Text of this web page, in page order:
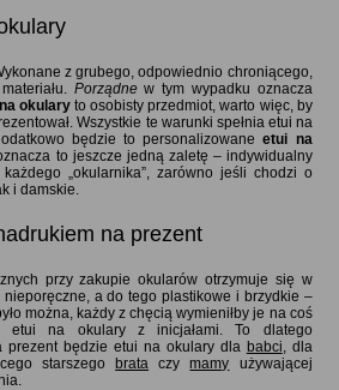
z grubego, odpowiednio chroniącego,
Porządnew tym wypadku oznacza
okularyto osobisty przedmiot, warto więc, by
Wszystkie te warunki spełnia etui na
będzie to personalizowaneetui na
oznacza to jeszcze jedną zaletę – indywidualny
„okularnika”, zarówno jeśli chodzi o
i damskie.
na prezent
przy zakupie okularów otrzymuje się w
nieporęczne, a do tego plastikowe i brzydkie –
można, każdy z chęcią wymieniłby je na coś
etui na okulary z inicjałami. To dlatego
prezent będzie etui na okulary dla babci , dla
starszegobrata czymamy używającej